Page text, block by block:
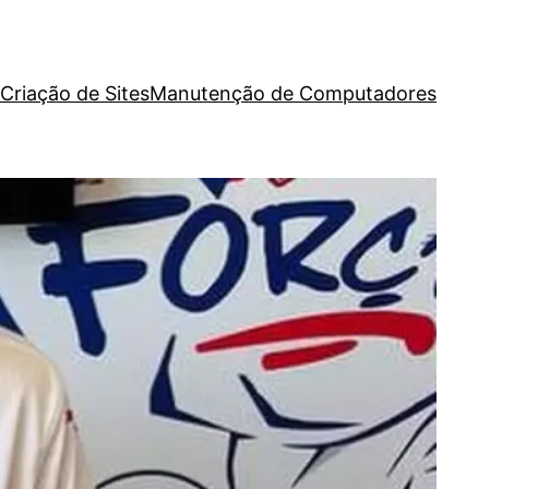
Criação de SitesManutenção de Computadores